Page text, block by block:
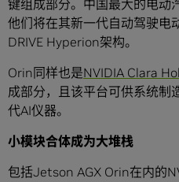
键组成部分。中国最大的电动
他们将在其新一代自动驾驶电
DRIVE Hyperion架构。
Orin同样也是NVIDIA Clara
成部分，且该平台可供系统制
代AI仪器。
小模块合体成为大堆栈
包括Jetson AGX Orin在内的